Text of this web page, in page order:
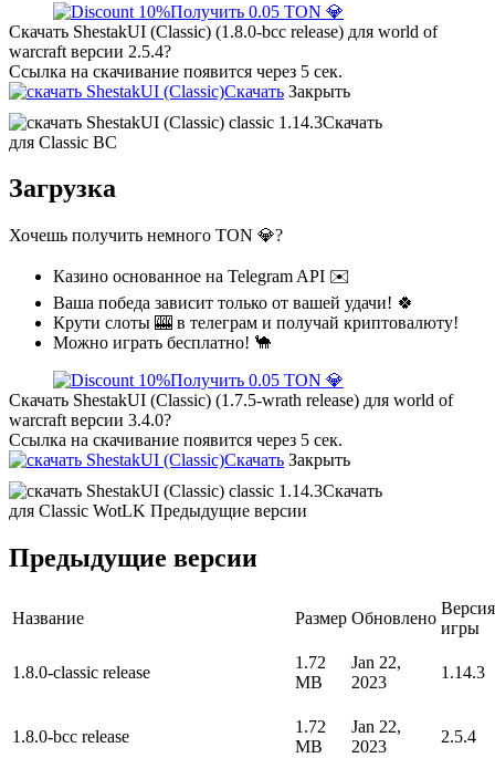
Получить 0.05 TON 💎
Скачать ShestakUI (Classic) (1.8.0-bcc release) для world of
warcraft версии 2.5.4?
Ссылка на скачивание появится через 5 сек.
Скачать Закрыть
Скачать
для Classic BC
Загрузка
Хочешь получить немного TON 💎?
Казино основанное на Telegram API ✉️
Ваша победа зависит только от вашей удачи! 🍀
Крути слоты 🎰 в телеграм и получай криптовалюту!
Можно играть бесплатно! 🐪
Получить 0.05 TON 💎
Скачать ShestakUI (Classic) (1.7.5-wrath release) для world of
warcraft версии 3.4.0?
Ссылка на скачивание появится через 5 сек.
Скачать Закрыть
Скачать
для Classic WotLK Предыдущие версии
Предыдущие версии
Название Размер Обновлено
Версия
игры
1.8.0-classic release
1.72
MB
Jan 22,
2023
1.14.3
1.8.0-bcc release
1.72
MB
Jan 22,
2023
2.5.4